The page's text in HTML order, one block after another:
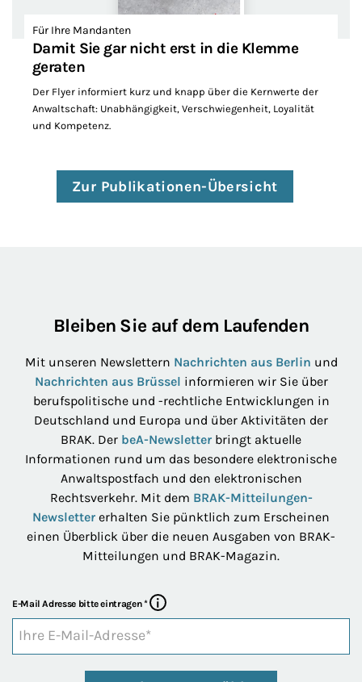
Für Ihre Mandanten
Damit Sie gar nicht erst in die Klemme
geraten
Der Flyer informiert kurz und knapp über die Kernwerte der
Anwaltschaft: Unabhängigkeit, Verschwiegenheit, Loyalität
und Kompetenz.
Zur Publikationen-Übersicht
Bleiben Sie auf dem Laufenden
Mit unseren Newslettern Nachrichten aus Berlin und
Nachrichten aus Brüssel informieren wir Sie über
berufspolitische und -rechtliche Entwicklungen in
Deutschland und Europa und über Aktivitäten der
BRAK. Der beA-Newsletter bringt aktuelle
Informationen rund um das besondere elektronische
Anwaltspostfach und den elektronischen
Rechtsverkehr. Mit dem BRAK-Mitteilungen-
Newsletter erhalten Sie pünktlich zum Erscheinen
einen Überblick über die neuen Ausgaben von BRAK-
Mitteilungen und BRAK-Magazin.
E-Mail Adresse bitte eintragen* Weitere Informationen